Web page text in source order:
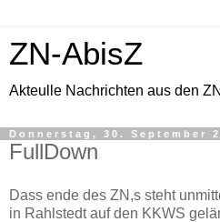
ZN-AbisZ
Akteulle Nachrichten aus den
Donnerstag, 30. September
FullDown
Dass ende des ZN,s steht
in Rahlstedt auf den KKWS